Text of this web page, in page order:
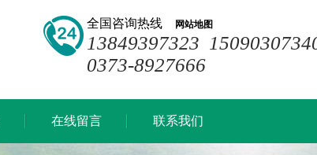
全国咨询热线 网站地图
13849397323
0373-8927666
在线留言 联系我们